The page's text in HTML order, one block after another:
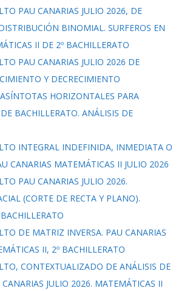
PAU CANARIAS JULIO 2026, DE
BINOMIAL. SURFEROS EN
II DE 2º BACHILLERATO
PAU CANARIAS JULIO 2026 DE
Y DECRECIMIENTO
HORIZONTALES PARA
BACHILLERATO. ANÁLISIS DE
INTEGRAL INDEFINIDA, INMEDIATA O
CANARIAS MATEMÁTICAS II JULIO 2026
PAU CANARIAS JULIO 2026.
(CORTE DE RECTA Y PLANO).
DE MATRIZ INVERSA. PAU CANARIAS
II, 2º BACHILLERATO
CONTEXTUALIZADO DE ANÁLISIS DE
JULIO 2026. MATEMÁTICAS II